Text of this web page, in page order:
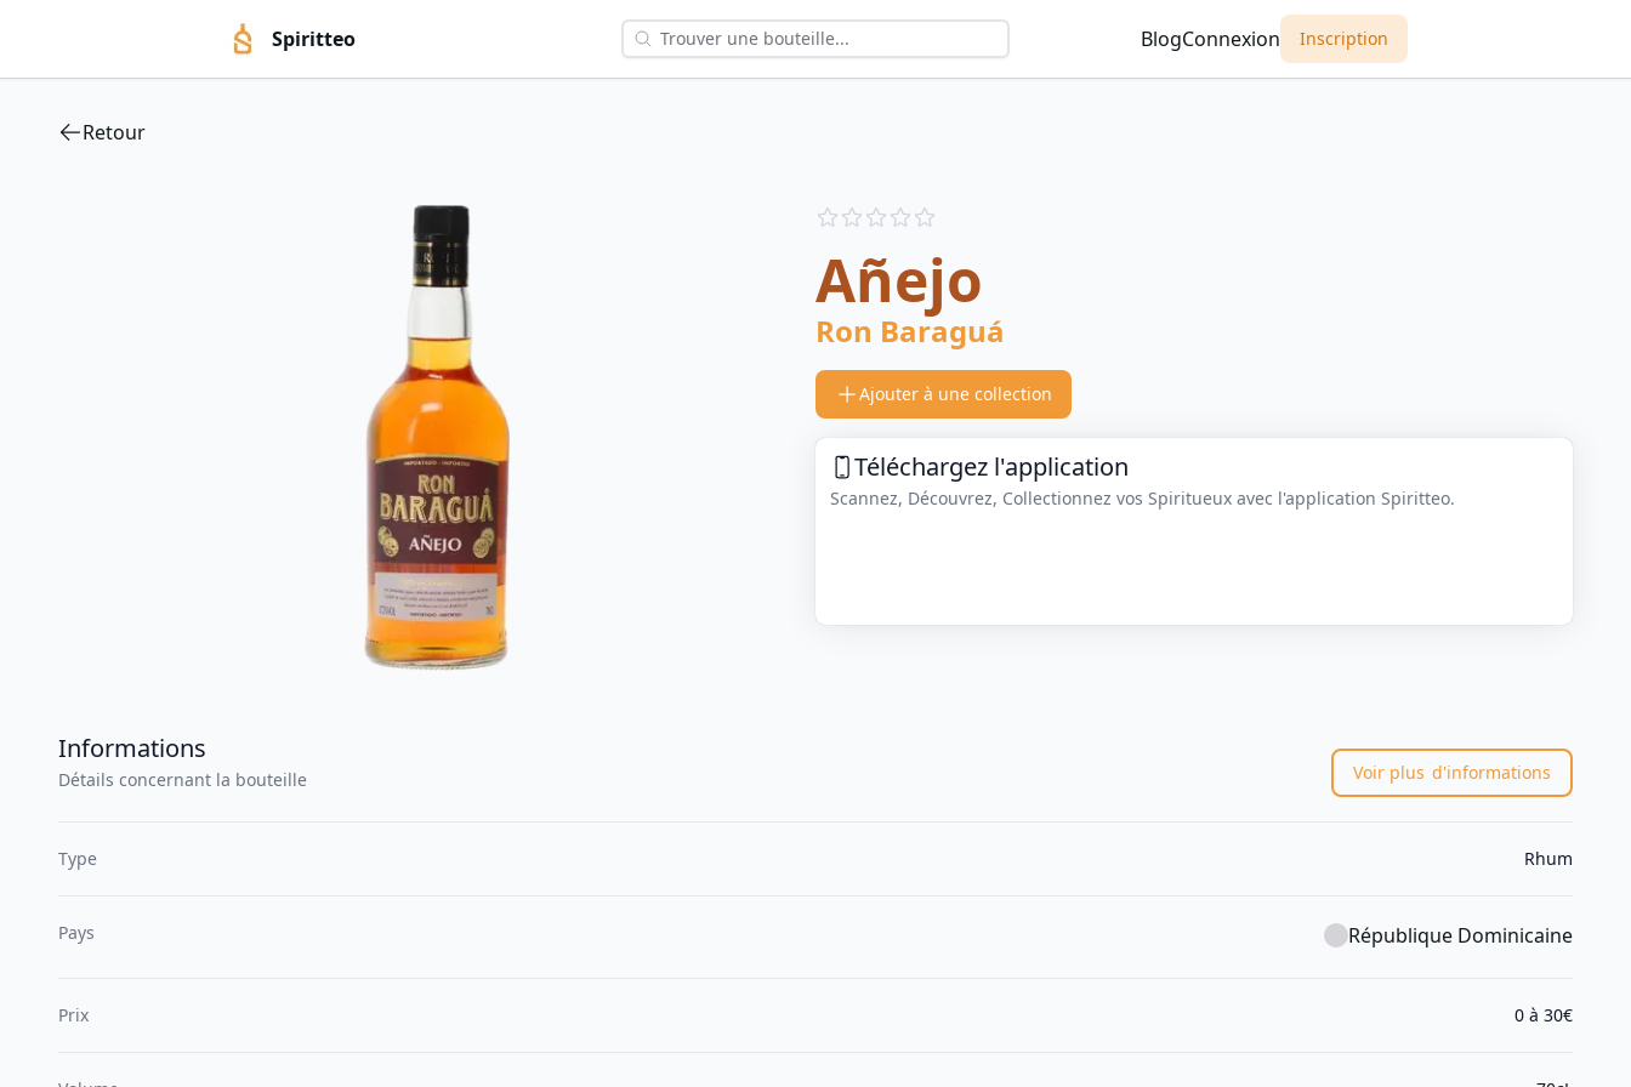
Spiritteo BlogConnexion Inscription
Retour
Reviews
Añejo
Ron Baraguá
Ajouter à une collection
Téléchargez l'application
Scannez, Découvrez, Collectionnez vos Spiritueux avec l'application Spiritteo.
Informations
Détails concernant la bouteille Voir plus d'informations
Type Rhum
Pays République Dominicaine
Prix 0 à 30€